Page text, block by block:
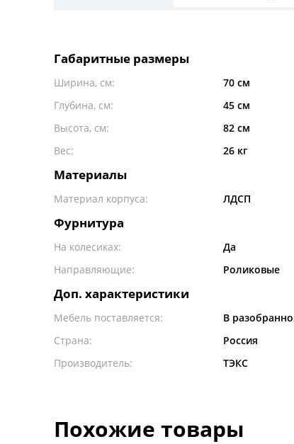
Габаритные размеры
Ширина, см:
70 см
Глубина, см:
45 см
Высота, см:
82 см
Вес:
26 кг
Материалы
Материал корпуса: ЛДСП
Фурнитура
На колесиках:
Да
Направляющие:
Роликовые
Доп. характеристики
Мебель поставляется:
В
Страна:
Россия
Производитель:
ТЭКС
Похожие товары